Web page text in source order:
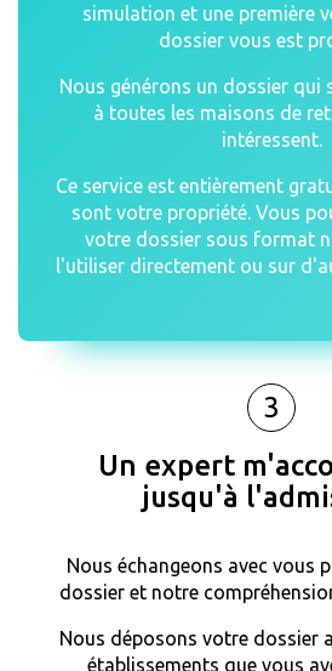
simulation et une première
dossier vous est
Nous générons un dossier qui
à toutes les maisons de
intéressent.
Ce service est entièrement
sont votre propriété. Vous
votre dossier sous format
l'utiliser directement ou sur
3
Un expert
jusqu'à
Nous échangeons avec vous
dossier et notre
Nous déposons votre dossier
établissements que vous